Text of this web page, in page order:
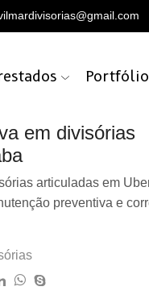
Portfólio
em divisórias
articuladas em
preventiva e